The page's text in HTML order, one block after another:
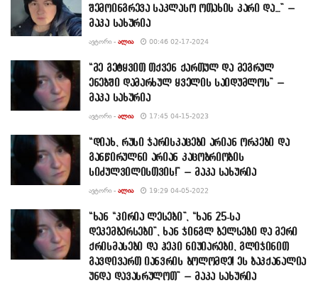
შემოინგრევა საკლასო ოთახის კარი და…” –
მაკა სახურია
ᲐᲕᲢᲝᲠᲘ - ᲐᲚᲘᲐ 00:46 02-17-2024
“მე გეტყვით თქვენ ქართულ და მეგრულ
ენებში დამარხულ ყველის საიდუმლოს” –
მაკა სახურია
ᲐᲕᲢᲝᲠᲘ - ᲐᲚᲘᲐ 17:45 04-15-2023
“დიახ, რუსი ჯარისკაცები არიან ორკები და
განწირულნი არიან კაცობრიობის
სიძულვილისთვის!” – მაკა სახურია
ᲐᲕᲢᲝᲠᲘ - ᲐᲚᲘᲐ 19:29 04-05-2022
“ხან “კირია ლესები”, “ხან 25-სა
დეკემბერსები”, ხან ჯინგლ ბელსები და მერი
ქრისმასები და ჰეპი ნიუიარები, გლიჯინით
გავდივართ იანვრის ბოლომდე! ეს ბაკქანალია
უნდა დავასრულოთ” – მაკა სახურია